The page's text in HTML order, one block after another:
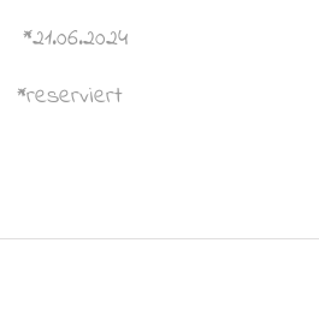
*21.06.2024
*reserviert